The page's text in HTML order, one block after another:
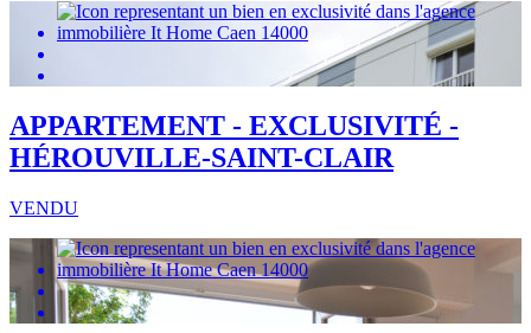
APPARTEMENT - EXCLUSIVITÉ -
HÉROUVILLE-SAINT-CLAIR
VENDU